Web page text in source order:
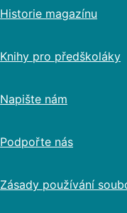
Historie magazínu
Knihy pro předškoláky
Napište nám
Podpořte nás
Zásady používání